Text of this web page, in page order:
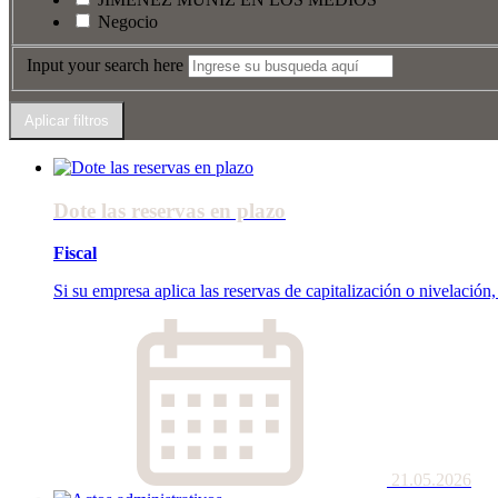
Negocio
Input your search here
Dote las reservas en plazo
Fiscal
Si su empresa aplica las reservas de capitalización o
21.05.2026